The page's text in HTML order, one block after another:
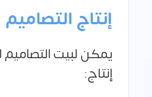
إنتاج التصاميم
يمكن لبيت التصاميم
إنتاج: